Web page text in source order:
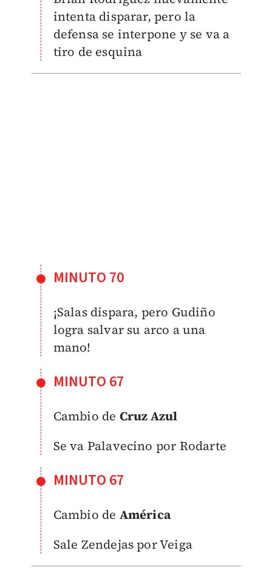
intenta disparar, pero la
defensa se interpone y se va a
tiro de esquina
MINUTO 70
¡Salas dispara, pero Gudiño
logra salvar su arco a una
mano!
MINUTO 67
Cambio de Cruz Azul
Se va Palavecino por Rodarte
MINUTO 67
Cambio de América
Sale Zendejas por Veiga